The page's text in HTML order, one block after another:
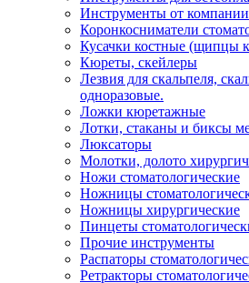
Инструменты от
Коронкосниматели
Кусачки костные (щипцы
Кюреты, скейлеры
Лезвия для скальпеля,
одноразовые.
Ложки кюретажные
Лотки, стаканы и биксы
Люксаторы
Молотки, долото
Ножи стоматологические
Ножницы
Ножницы хирургические
Пинцеты
Прочие инструменты
Распаторы
Ретракторы